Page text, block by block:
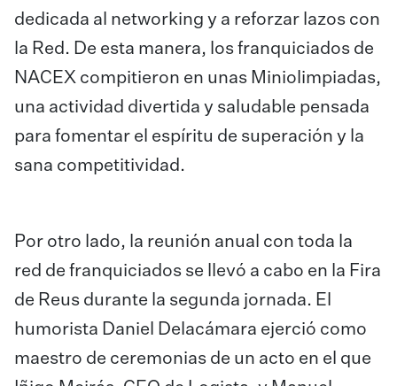
dedicada al networking y a reforzar lazos con
la Red. De esta manera, los franquiciados de
NACEX compitieron en unas Miniolimpiadas,
una actividad divertida y saludable pensada
para fomentar el espíritu de superación y la
sana competitividad.
Por otro lado, la reunión anual con toda la
red de franquiciados se llevó a cabo en la Fira
de Reus durante la segunda jornada. El
humorista Daniel Delacámara ejerció como
maestro de ceremonias de un acto en el que